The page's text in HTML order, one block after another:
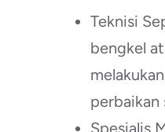
Teknisi
bengkel
perbaikan
Spesialis